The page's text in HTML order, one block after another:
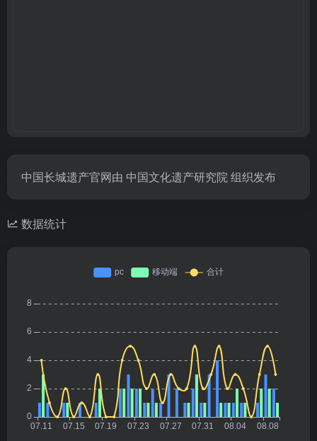
中国长城遗产官网由 中国文化遗产研究院 组织发布
数据统计